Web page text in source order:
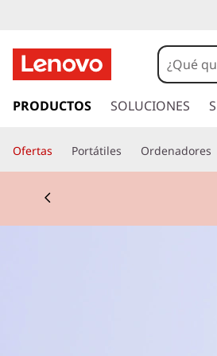
r
c
o
e
PRODUCTOS SOLUCIONES
Ofertas Portátiles Ordenadores